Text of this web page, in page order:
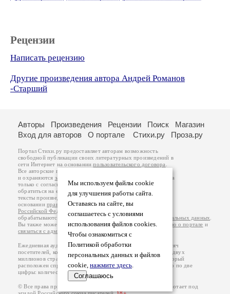
Рецензии
Написать рецензию
Другие произведения автора Андрей Романов
-Старший
Мы используем файлы cookie
для улучшения работы сайта.
Оставаясь на сайте, вы
соглашаетесь с условиями
использования файлов cookies.
Чтобы ознакомиться с
Политикой обработки
персональных данных и файлов
cookie, нажмите здесь.
Соглашаюсь
Авторы Произведения Рецензии Поиск
Магазин
Вход для авторов
О портале Стихи.ру Проза.ру
Портал Стихи.ру предоставляет авторам возможность
свободной публикации своих литературных произведений в
сети Интернет на основаниипользовательского договора
Все авторские права на произведения принадлежат авторам
и охраняются законом
. Перепечатка произведений возможна
только с согласия его автора, к которому вы можете
обратиться на его авторской странице. Ответственность за
тексты произведений авторы несут самостоятельно на
основанииправил публикацииизаконодательства
Российской Федерации
обрабатываются на основанииПолитики обработки персональных данных
Вы также можете посмотреть более подробнуюинформацию о портале и
связаться с администрацией
Ежедневная аудитория портала Стихи.ру – порядка 200 тысяч
посетителей, которые в общей сумме просматривают более двух
миллионов страниц по данным счетчика посещаемости, который
расположен справа от этого текста. В каждой графе указано по две
цифры: количество просмотров и количество посетителей.
© Все права принадлежат авторам, 2000-2026. Портал работает под